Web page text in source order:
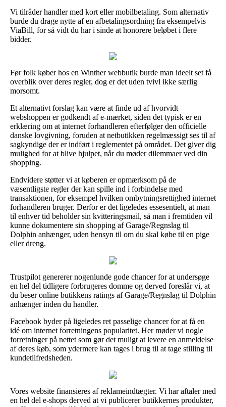
Vi tilråder handler med kort eller mobilbetaling. Som alternativ
burde du drage nytte af en afbetalingsordning fra eksempelvis
ViaBill, for så vidt du har i sinde at honorere beløbet i flere
bidder.
Før folk køber hos en Winther webbutik burde man ideelt set få
overblik over deres regler, dog er det uden tvivl ikke særlig
morsomt.
Et alternativt forslag kan være at finde ud af hvorvidt
webshoppen er godkendt af e-mærket, siden det typisk er en
erklæring om at internet forhandleren efterfølger den officielle
danske lovgivning, foruden at netbutikken regelmæssigt ses til af
sagkyndige der er indført i reglementet på området. Det giver dig
mulighed for at blive hjulpet, når du møder dilemmaer ved din
shopping.
Endvidere støtter vi at køberen er opmærksom på de
væsentligste regler der kan spille ind i forbindelse med
transaktionen, for eksempel hvilken ombytningsrettighed internet
forhandleren bruger. Derfor er det ligeledes essesentielt, at man
til enhver tid beholder sin kvitteringsmail, så man i fremtiden vil
kunne dokumentere sin shopping af Garage/Regnslag til
Dolphin anhænger, uden hensyn til om du skal købe til en pige
eller dreng.
Trustpilot genererer nogenlunde gode chancer for at undersøge
en hel del tidligere forbrugeres domme og derved foreslår vi, at
du beser online butikkens ratings af Garage/Regnslag til Dolphin
anhænger inden du handler.
Facebook byder på ligeledes ret passelige chancer for at få en
idé om internet forretningens popularitet. Her møder vi nogle
forretninger på nettet som gør det muligt at levere en anmeldelse
af deres køb, som ydermere kan tages i brug til at tage stilling til
kundetilfredsheden.
Vores website finansieres af reklameindtægter. Vi har aftaler med
en hel del e-shops derved at vi publicerer butikkernes produkter,